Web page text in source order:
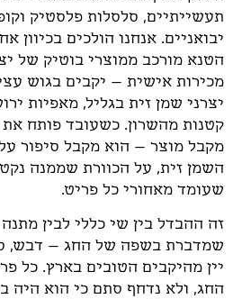
תעשייתיים, סלסלות פלסטיק
יבואניים. אנחנו הולכים בכיוון
הטנא מורכב ממוצרי בוטיק של
מכירות אישית – יקבים בגוש
יצרני שמן זית בגליל, מאפיות
קטנות מהשרון. כשעובד פותח
מקבל מוצר – הוא מקבל סיפור
השמן זית, על הכוורת שממנה
שעומד מאחורי כל פריט.
זה ההבדל בין שי כללי לבין
שמדברת בשפה של החג – דבש,
יין מהיקבים הטובים בארץ. כל
החג, ולא נדחף סתם כי הוא היה